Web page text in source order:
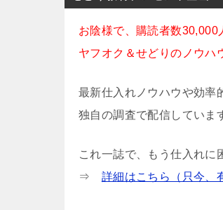
お陰様で、購読者数30,000
ヤフオク＆せどりのノウハ
最新仕入れノウハウや効率
独自の調査で配信していま
これ一誌で、もう仕入れに
⇒ 詳細はこちら（只今、